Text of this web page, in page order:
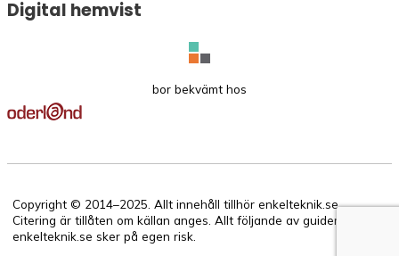
Digital hemvist
bor bekvämt hos
Copyright © 2014–2025. Allt innehåll tillhör enkelteknik.se.
Citering är tillåten om källan anges. Allt följande av guiderna på
enkelteknik.se sker på egen risk.